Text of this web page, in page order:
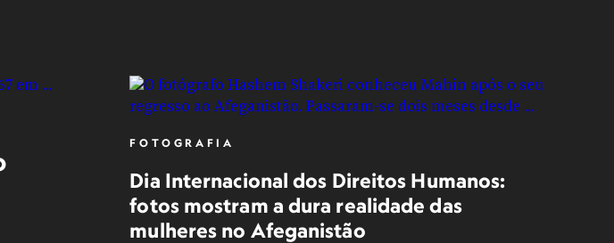
FOTOGRAFIA
Dia Internacional dos Direitos Humanos:
fotos mostram a dura realidade das
mulheres no Afeganistão